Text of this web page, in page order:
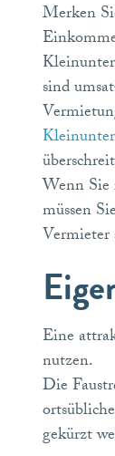
Merken
sind
Wenn Sie
müssen
Eine
nutzen.
Die
gekürzt